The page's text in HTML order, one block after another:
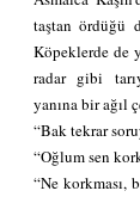
taştan ördüğü
Köpeklerde de
radar gibi
yanına bir ağıl
“Bak tekrar
“Oğlum sen
“Ne korkması,